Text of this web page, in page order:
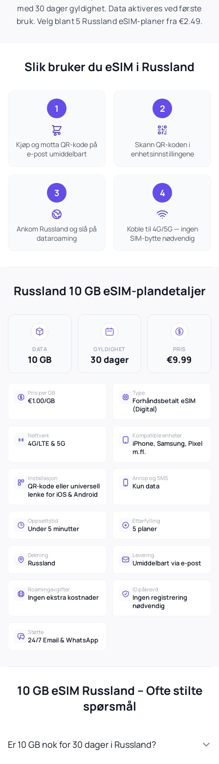
med 30 dager gyldighet. Data aktiveres ved første
bruk. Velg blant 5 Russland eSIM-planer fra €2.49.
Slik bruker du eSIM i Russland
1
Kjøp og motta QR-kode på
e-post umiddelbart
2
Skann QR-koden i
enhetsinnstillingene
3
Ankom Russland og slå på
dataroaming
4
Koble til 4G/5G — ingen
SIM-bytte nødvendig
Russland 10 GB eSIM-plandetaljer
DATA
10 GB
GYLDIGHET
30 dager
PRIS
€9.99
Pris per GB
€1.00/GB
Type
Forhåndsbetalt eSIM
(Digital)
Nettverk
4G/LTE & 5G
Kompatible enheter
iPhone, Samsung, Pixel
m.fl.
Installasjon
QR-kode eller universell
lenke for iOS & Android
Anrop og SMS
Kun data
Oppsettstid
Under 5 minutter
Etterfylling
5 planer
Dekning
Russland
Levering
Umiddelbart via e-post
Roamingavgifter
Ingen ekstra kostnader
ID påkrevd
Ingen registrering
nødvendig
Støtte
24/7 Email & WhatsApp
10 GB eSIM Russland – Ofte stilte
spørsmål
Er 10 GB nok for 30 dager i Russland?